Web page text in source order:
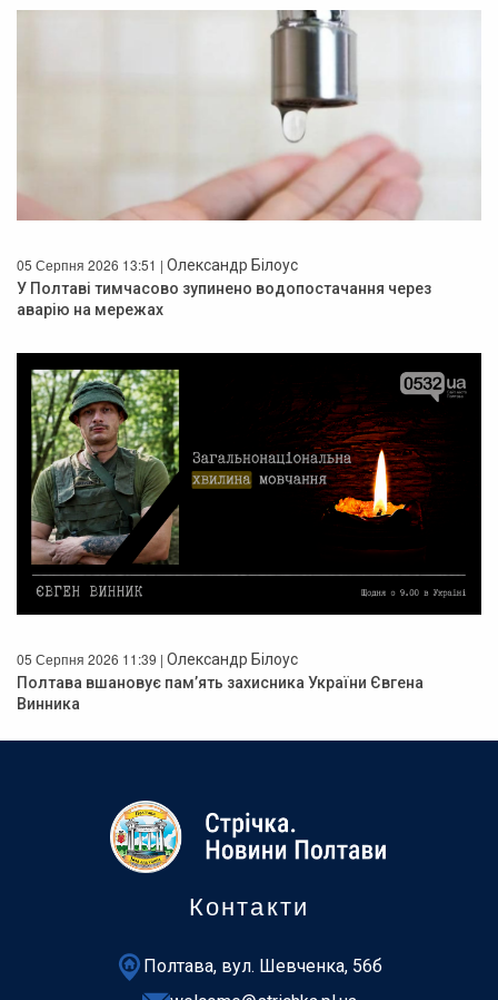
05 Серпня 2026 13:51 | Олександр Білоус
У Полтаві тимчасово зупинено водопостачання через
аварію на мережах
05 Серпня 2026 11:39 | Олександр Білоус
Полтава вшановує пам’ять захисника України Євгена
Винника
Контакти
Полтава, вул. Шевченка, 56б